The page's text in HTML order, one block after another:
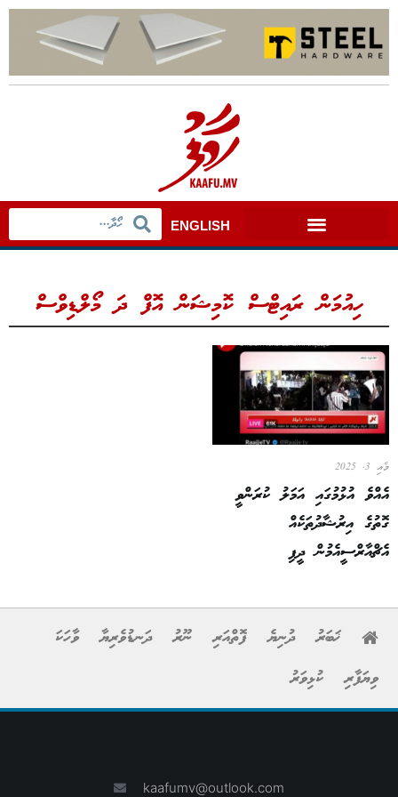
ENGLISH
ހިއުމަން ރައިޓްސް ކޮމިޝަން އޮފް ދަ މޯލްޑިވްސް
މެއި 3, 2025
އެއްވެ އުޅުމުގައި އަމަލު ކުރަންވީ
ގޮތުގެ އިރުޝާދުތަކެއް
އެޗްއާރްސީއެމުން ދީފި
ޚަބަރު ދުނިޔެ ފޮތްއަރި ނޫރު ދަނޑުވެރިޔާ
ވާހަކަ
ވިޔަފާރި
ކުޅިވަރު
kaafumv@outlook.com